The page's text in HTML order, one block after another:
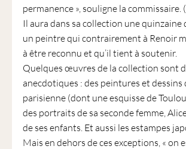
permanence », souligne la commissaire.
Il aura dans sa collection une quinzaine
un peintre qui contrairement à Renoir
à être reconnu et qu’il tient à soutenir.
Quelques œuvres de la collection sont
anecdotiques : des peintures et dessins
parisienne (dont une esquisse de
des portraits de sa seconde femme,
de ses enfants. Et aussi les estampes
Mais en dehors de ces exceptions, « on